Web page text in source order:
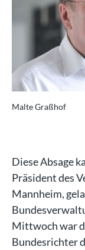
Malte Graßhof
Diese Absage
Präsident des
Mannheim,
Mittwoch war
Bundesrichter